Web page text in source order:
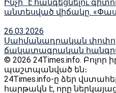
Ինչի՞ է հանգեցնելու
անտեսված վիճակը.
26.03.2026
Սահմանադրական
ճակատագրական
© 2026 24Times.info․ Բոլոր
պաշտպանված են։
24Times.info-ը ձեր
հարթակն է, որը